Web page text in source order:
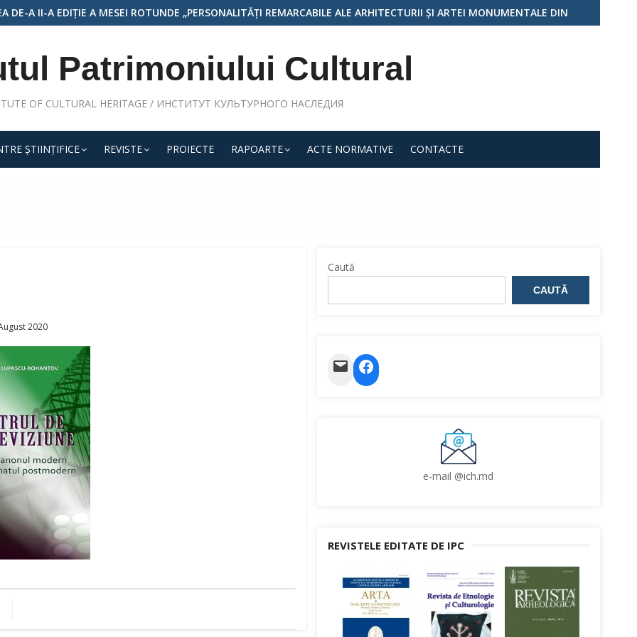
REMARCABILE ALE ARHITECTURII ȘI ARTEI MONUMENTALE DIN REPUBLICA MOLDOVA”, EDIȚIA A II-A
Patrimoniului Cultural
OF CULTURAL HERITAGE / ИНСТИТУТ КУЛЬТУРНОГО НАСЛЕДИЯ
ŞTIINŢIFICE REVISTE PROIECTE RAPOARTE ACTE NORMATIVE CONTACTE
2020
Caută
CAUTĂ
MailFacebook
e-mail @ich.md
REVISTELE EDITATE DE IPC